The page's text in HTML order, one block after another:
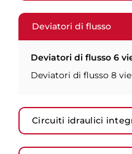
Deviatori di flusso
Deviatori di flusso 6
Deviatori di flusso 8 vie
Circuiti idraulici